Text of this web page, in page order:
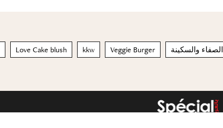
Love Cake blush kkw Veggie Burger الصفاء والسكينة